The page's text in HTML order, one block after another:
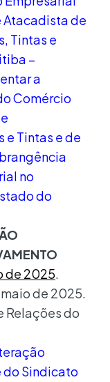
Atacadista de
Tintas e
–
a
Comércio
e Tintas e de
no
do
de 2025.
de 2025.
Relações do
Sindicato